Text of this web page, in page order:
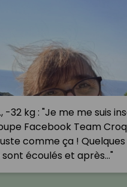
-32 kg : "Je me me suis
Facebook Team
comme ça !
sont écoulés et après…"